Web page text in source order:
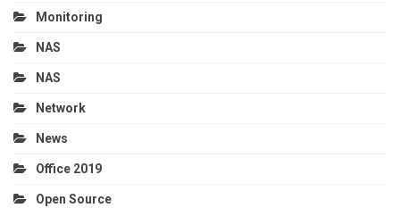
Monitoring
NAS
NAS
Network
News
Office 2019
Open Source